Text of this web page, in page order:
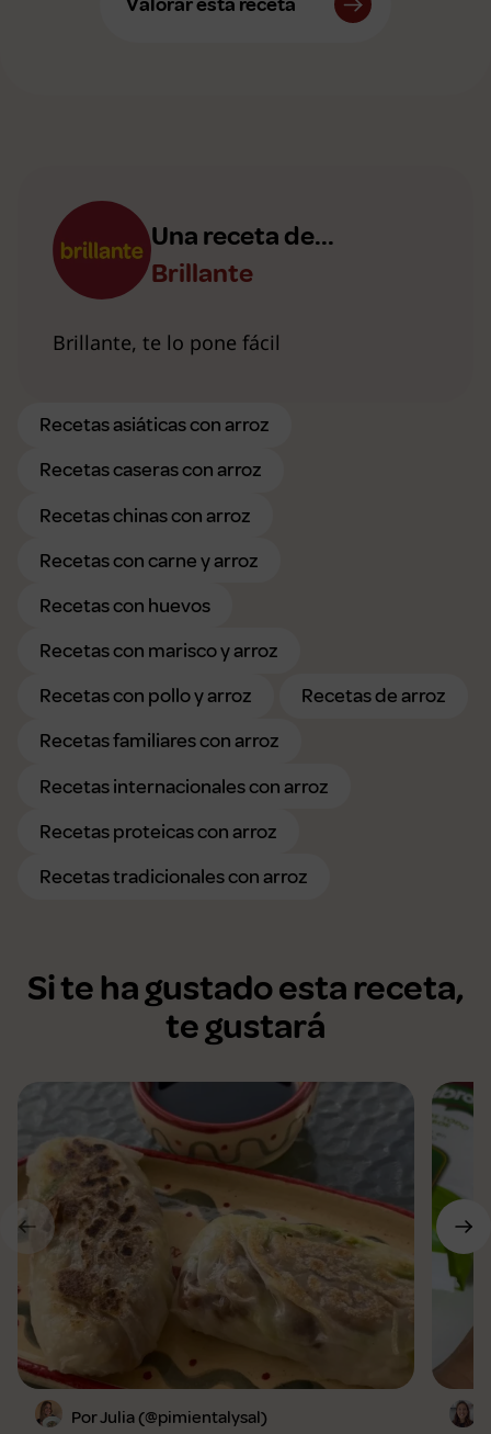
Una receta de...
Brillante
Brillante, te lo pone fácil
Recetas asiáticas con arroz
Recetas caseras con arroz
Recetas chinas con arroz
Recetas con carne y arroz
Recetas con huevos
Recetas con marisco y arroz
Recetas con pollo y arroz
Recetas de arroz
Recetas familiares con arroz
Recetas internacionales con arroz
Recetas proteicas con arroz
Recetas tradicionales con arroz
Si te ha gustado esta receta,
te gustará
Por Julia (@pimientalysal)